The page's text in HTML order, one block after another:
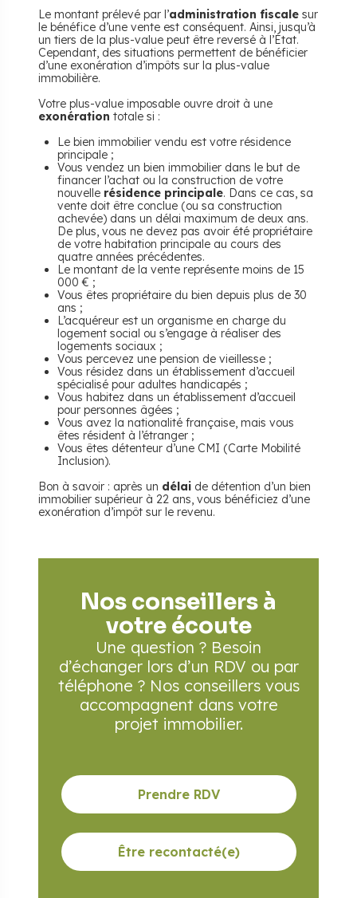
Le montant prélevé par l’administration fiscale sur
le bénéfice d’une vente est conséquent. Ainsi, jusqu’à
un tiers de la plus-value peut être reversé à l’État.
Cependant, des situations permettent de bénéficier
d’une exonération d’impôts sur la plus-value
immobilière.
Votre plus-value imposable ouvre droit à une
exonération totale si :
Le bien immobilier vendu est votre résidence
principale ;
Vous vendez un bien immobilier dans le but de
financer l’achat ou la construction de votre
nouvelle résidence principale. Dans ce cas, sa
vente doit être conclue (ou sa construction
achevée) dans un délai maximum de deux ans.
De plus, vous ne devez pas avoir été propriétaire
de votre habitation principale au cours des
quatre années précédentes.
Le montant de la vente représente moins de 15
000 € ;
Vous êtes propriétaire du bien depuis plus de 30
ans ;
L’acquéreur est un organisme en charge du
logement social ou s’engage à réaliser des
logements sociaux ;
Vous percevez une pension de vieillesse ;
Vous résidez dans un établissement d’accueil
spécialisé pour adultes handicapés ;
Vous habitez dans un établissement d’accueil
pour personnes âgées ;
Vous avez la nationalité française, mais vous
êtes résident à l’étranger ;
Vous êtes détenteur d’une CMI (Carte Mobilité
Inclusion).
Bon à savoir : après un délai de détention d’un bien
immobilier supérieur à 22 ans, vous bénéficiez d’une
exonération d’impôt sur le revenu.
Nos conseillers à
votre écoute
Une question ? Besoin
d’échanger lors d’un RDV ou par
téléphone ? Nos conseillers vous
accompagnent dans votre
projet immobilier.
Prendre RDV
Être recontacté(e)